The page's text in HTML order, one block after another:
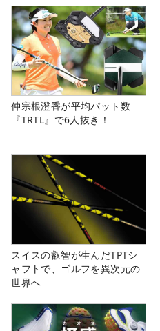
仲宗根澄香が平均パット数
『TRTL』で6人抜き！
スイスの叡智が生んだTPTシ
ャフトで、ゴルフを異次元の
世界へ